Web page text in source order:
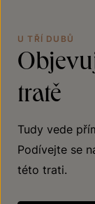
U TŘÍ DUBŮ
tratě
Tudy vede
Podívejte se
této trati.